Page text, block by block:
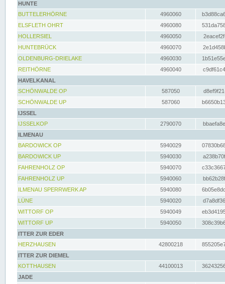
HUNTE
BUTTELERHÖRNE
4960060
ELSFLETH OHRT
4960080
HOLLERSIEL
4960050
HUNTEBRÜCK
4960070
OLDENBURG-DRIELAKE
4960030
REITHÖRNE
4960040
HAVELKANAL
SCHÖNWALDE OP
587050
SCHÖNWALDE UP
587060
IJSSEL
IJSSELKOP
2790070
ILMENAU
BARDOWICK OP
5940029
BARDOWICK UP
5940030
FAHRENHOLZ OP
5940070
FAHRENHOLZ UP
5940060
ILMENAU SPERRWERK AP
5940080
LÜNE
5940020
WITTORF OP
5940049
WITTORF UP
5940050
ITTER ZUR EDER
HERZHAUSEN
42800218
ITTER ZUR DIEMEL
KOTTHAUSEN
44100013
JADE